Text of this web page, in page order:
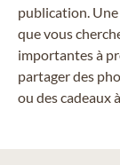
publication. Une
que vous
importantes à
partager des
ou des cadeaux